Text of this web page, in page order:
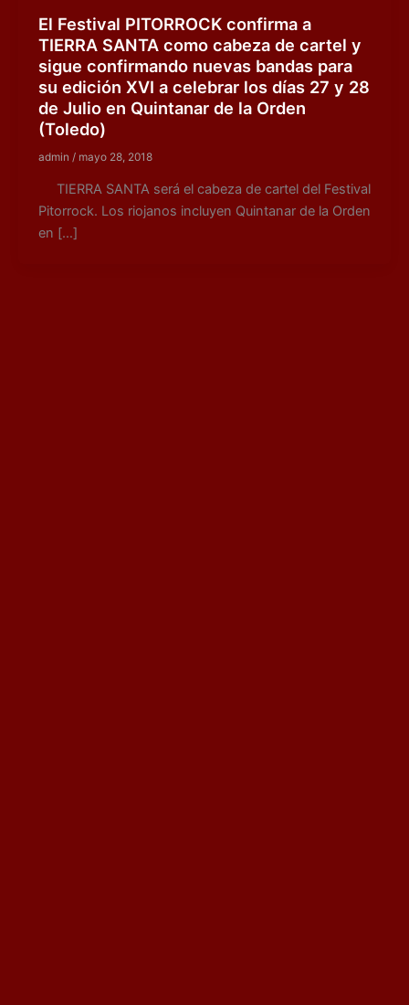
El Festival PITORROCK confirma a
TIERRA SANTA como cabeza de cartel y
sigue confirmando nuevas bandas para
su edición XVI a celebrar los días 27 y 28
de Julio en Quintanar de la Orden
(Toledo)
admin / mayo 28, 2018
TIERRA SANTA será el cabeza de cartel del Festival
Pitorrock. Los riojanos incluyen Quintanar de la Orden
en […]